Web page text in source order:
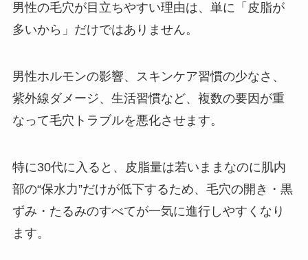
男性の毛穴が目立ちやすい理由は、単に「皮脂が
多いから」だけではありません。
男性ホルモンの影響、スキンケア習慣の少なさ、
紫外線ダメージ、生活習慣など、複数の要因が重
なって毛穴トラブルを悪化させます。
特に30代に入ると、皮脂量は若いままなのに肌内
部の“保水力”だけが低下するため、毛穴の開き・黒
ずみ・たるみのすべてが一気に進行しやすくなり
ます。